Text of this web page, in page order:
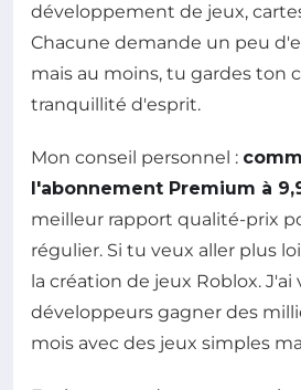
développement de jeux,
Chacune demande un peu
mais au moins, tu gardes ton
tranquillité d'esprit.
Mon conseil personnel :
l'abonnement Premium à
meilleur rapport qualité-prix
régulier. Si tu veux aller plus
la création de jeux Roblox. J'ai
développeurs gagner des
mois avec des jeux simples